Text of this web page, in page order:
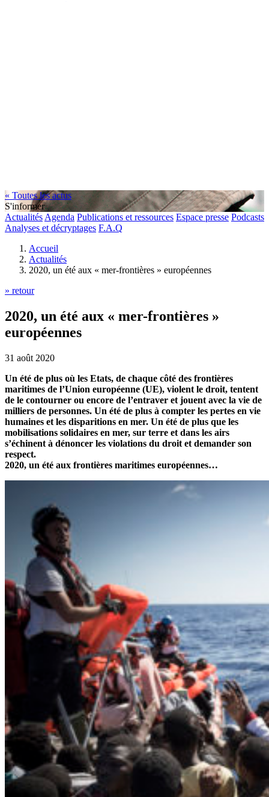
« Toutes les actus
S'informer
Actualités Agenda Publications et ressources Espace presse Podcasts
Analyses et décryptages F.A.Q
Accueil
Actualités
2020, un été aux « mer-frontières » européennes
» retour
2020, un été aux « mer-frontières »
européennes
31 août 2020
Un été de plus où les Etats, de chaque côté des frontières
maritimes de l’Union européenne (UE), violent le droit, tentent
de le contourner ou encore de l’entraver et jouent avec la vie de
milliers de personnes. Un été de plus à compter les pertes en vie
humaines et les disparitions en mer. Un été de plus que les
mobilisations solidaires en mer, sur terre et dans les airs
s’échinent à dénoncer les violations du droit et demander son
respect.
2020, un été aux frontières maritimes européennes…